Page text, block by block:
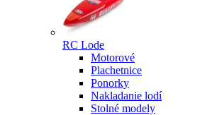
RC Lode
Motorové
Plachetnice
Ponorky
Nakladanie lodí
Stolné modely